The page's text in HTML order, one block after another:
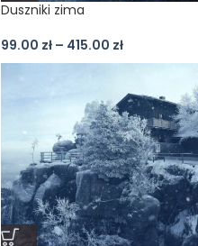
Duszniki zima
99.00 zł – 415.00 zł